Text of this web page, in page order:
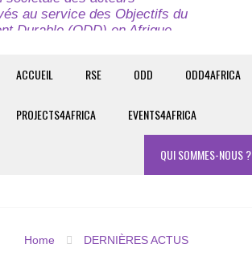
au service des Objectifs du
Durable (ODD) en Afrique.
ACCUEIL RSE ODD ODD4AFRICA
PROJECTS4AFRICA EVENTS4AFRICA
QUI SOMMES-NOUS ?
Home DERNIÈRES ACTUS